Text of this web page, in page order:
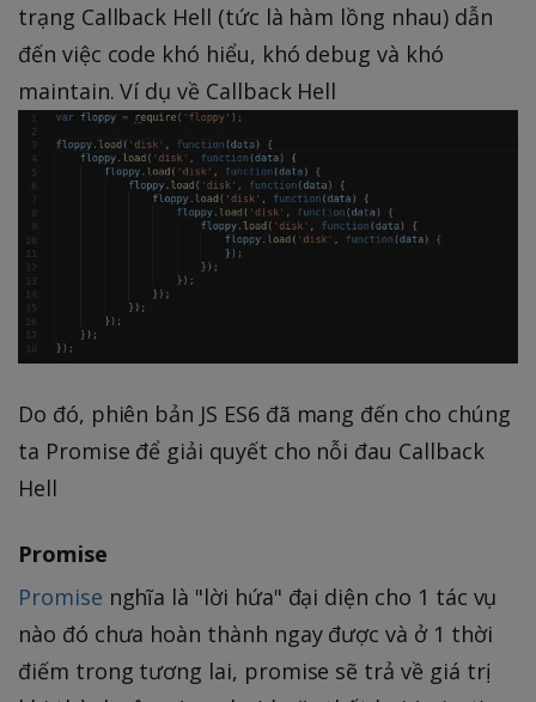
trạng Callback Hell (tức là hàm lồng nhau) dẫn
đến việc code khó hiểu, khó debug và khó
maintain. Ví dụ về Callback Hell
Do đó, phiên bản JS ES6 đã mang đến cho chúng
ta Promise để giải quyết cho nỗi đau Callback
Hell
Promise
Promise nghĩa là "lời hứa" đại diện cho 1 tác vụ
nào đó chưa hoàn thành ngay được và ở 1 thời
điếm trong tương lai, promise sẽ trả về giá trị